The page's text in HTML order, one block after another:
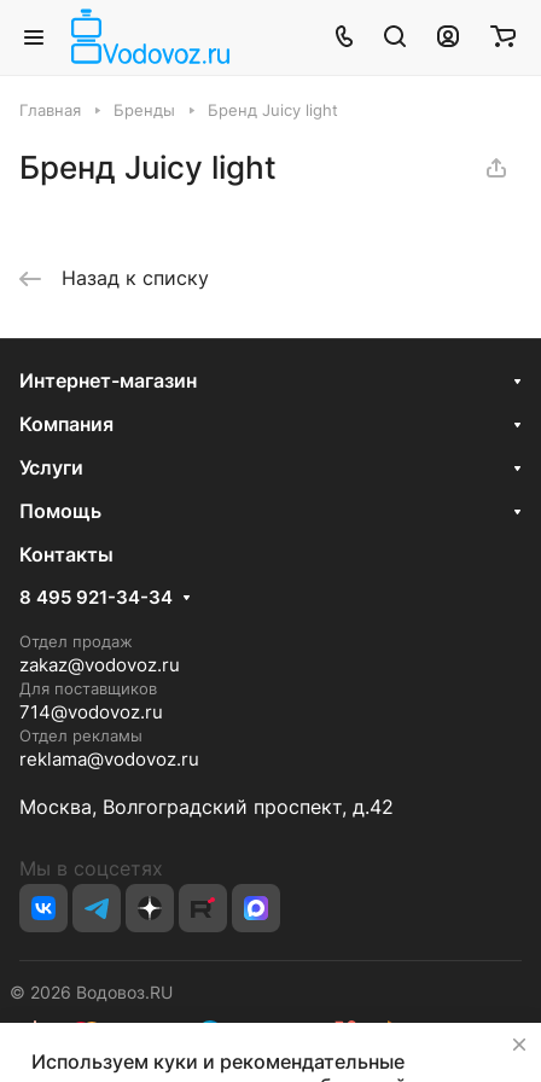
Главная Бренды Бренд Juicy light
Бренд Juicy light
Назад к списку
Интернет-магазин
Компания
Услуги
Помощь
Контакты
8 495 921-34-34
Отдел продаж
zakaz@vodovoz.ru
Для поставщиков
714@vodovoz.ru
Отдел рекламы
reklama@vodovoz.ru
Москва, Волгоградский проспект, д.42
Мы в соцсетях
© 2026 Водовоз.RU
КонфиденциальностьОферта
Используем куки и рекомендательные